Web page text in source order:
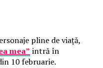
pline de viață,
mea” intră în
10 februarie.